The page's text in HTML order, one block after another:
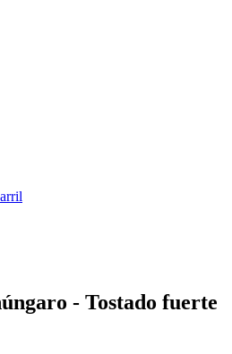
- Tostado fuerte